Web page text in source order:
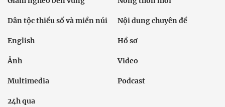
Dân tộc thiểu số và miền núi Nội dung chuyên đề
English Hồ sơ
Ảnh Video
Multimedia Podcast
24h qua